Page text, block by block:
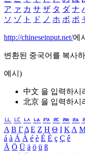
ア ァ カ サ ザ タ ダ ナ
ソ ゾ ト ド ノ ホ ボ ポ
http://chineseinput.net/에
변환된 중국어를 복사
예시)
中文 을 입력하시
北京 을 입력하시
ㅥ ㅦ ㅧ ㅨ ㅩ ㅪ ㅫ ㅬ
Α Β ΓΔ Ε Ζ Η Θ Ι ΚΛ
á à Á À é è É È ç Ç ê
Ä Ö Ü ä ö ü ß